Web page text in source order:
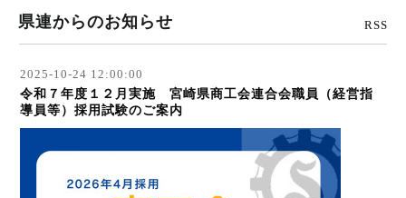
県連からのお知らせ RSS
2025-10-24 12:00:00
令和７年度１２月実施 宮崎県商工会連合会職員（経営指
導員等）採用試験のご案内